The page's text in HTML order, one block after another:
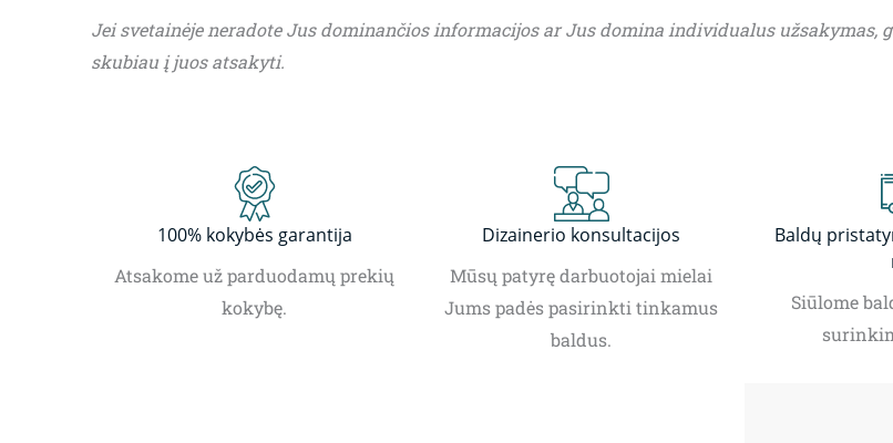
Jei svetainėje neradote Jus dominančios informacijos ar Jus domina individualus
skubiau į juos atsakyti.
100% kokybės garantija
Atsakome už parduodamų prekių
kokybę.
Dizainerio konsultacijos
Mūsų patyrę darbuotojai mielai
Jums padės pasirinkti tinkamus
baldus.
Baldų
Siūlome